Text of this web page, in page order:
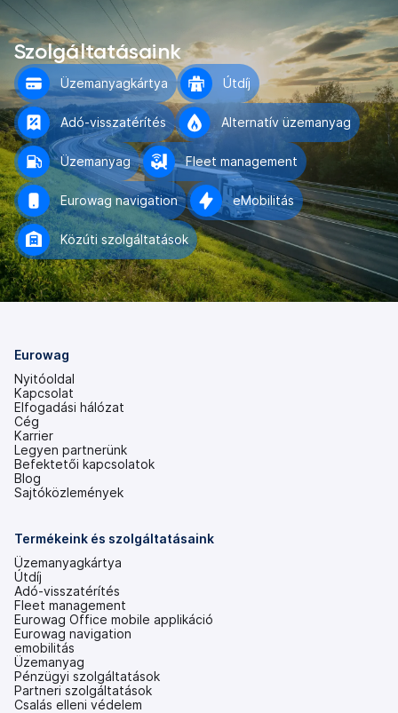
Szolgáltatásaink
Üzemanyagkártya Útdíj
Adó-visszatérítés Alternatív üzemanyag
Üzemanyag Fleet management
Eurowag navigation eMobilitás
Közúti szolgáltatások
Eurowag
Nyitóoldal
Kapcsolat
Elfogadási hálózat
Cég
Karrier
Legyen partnerünk
Befektetői kapcsolatok
(új
lapon
Blog
Sajtóközlemények
Termékeink és szolgáltatásaink
Üzemanyagkártya
Útdíj
Adó-visszatérítés
Fleet management
Eurowag Office mobile applikáció
Eurowag navigation
emobilitás
Üzemanyag
Pénzügyi szolgáltatások
Partneri szolgáltatások
Csalás elleni védelem